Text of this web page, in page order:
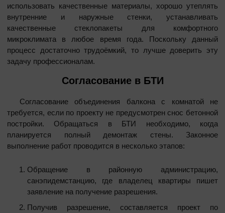
использовать качественные материалы, хорошо утеплять
внутренние и наружные стенки, устанавливать
качественные стеклопакеты для комфортного
микроклимата в любое время года. Поскольку данный
процесс достаточно трудоёмкий, то лучше доверить эту
задачу профессионалам.
Согласование в БТИ
Согласование объединения балкона с комнатой не
требуется, если по проекту не предусмотрен снос бетонной
постройки. Обращаться в БТИ необходимо, когда
планируется полный демонтаж стены. Законное
выполнение работ проводится в несколько этапов:
Обращение в районную администрацию,
санэпидемстанцию, где владелец квартиры пишет
заявление на получение разрешения.
Получив разрешение, составляется проект по